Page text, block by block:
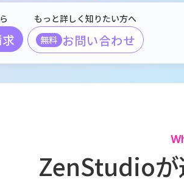
もっと詳しく知りたい方へ
無料 お問い合わせ
ZenStudioが